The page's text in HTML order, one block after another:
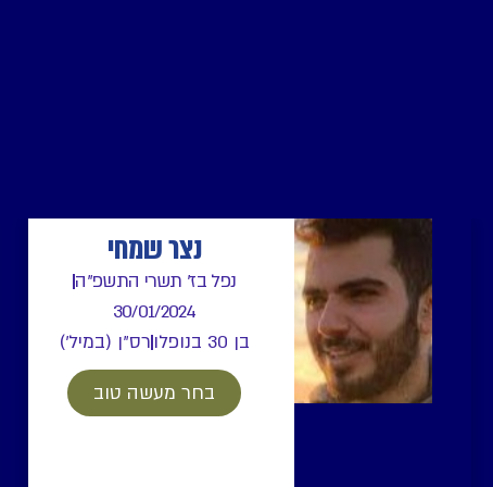
נצר שמחי
נפל בז' תשרי התשפ"ה
30/01/2024
בן 30 בנופלו
רס"ן (במיל')
בחר מעשה טוב